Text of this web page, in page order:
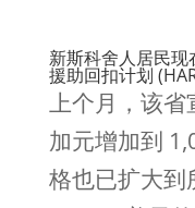
新斯科舍人居民
援助回扣计划
上个月，该省
加元增加到
格也已扩大到